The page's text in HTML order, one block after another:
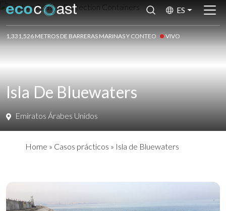
ES
1,331,526 METROS DE BARRERAS MARINAS Y CONTEO VIVO
Isla De Bluewaters
Emiratos Árabes Unidos
Home » Casos prácticos » Isla de Bluewaters